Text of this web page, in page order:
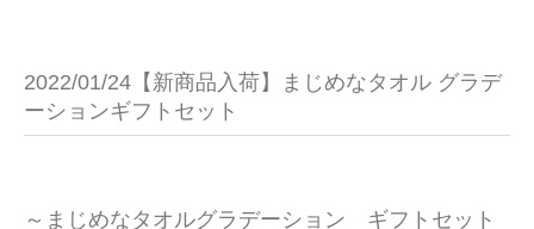
刺繍について
2022/01/24【新商品入荷】まじめなタオル グラデ
ーションギフトセット
～まじめなタオルグラデーション　ギフトセット